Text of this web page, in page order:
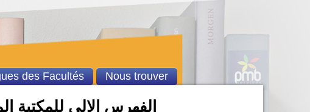
الفهرس الالي للمكتبة
des Facultés Nous trouver